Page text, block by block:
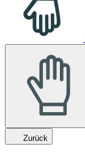
Zurück